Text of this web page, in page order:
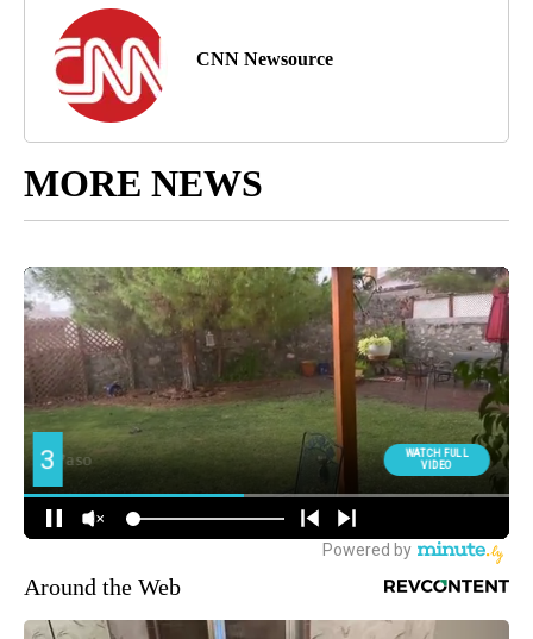
CNN Newsource
MORE NEWS
Around the Web